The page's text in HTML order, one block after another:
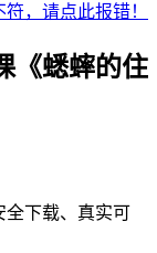
，请点此报错！
《蟋蟀的住
全下载、真实可